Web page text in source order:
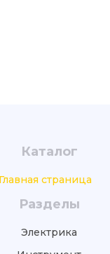
Каталог
Главная страница
Разделы
Электрика